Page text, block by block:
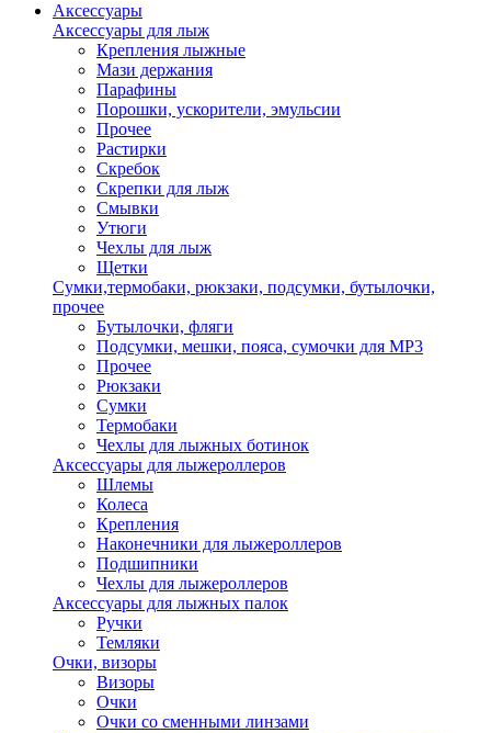
Аксессуары
Аксессуары для лыж
Крепления лыжные
Мази держания
Парафины
Порошки, ускорители, эмульсии
Прочее
Растирки
Скребок
Скрепки для лыж
Смывки
Утюги
Чехлы для лыж
Щетки
Сумки,термобаки, рюкзаки, подсумки, бутылочки,
прочее
Бутылочки, фляги
Подсумки, мешки, пояса, сумочки для MP3
Прочее
Рюкзаки
Сумки
Термобаки
Чехлы для лыжных ботинок
Аксессуары для лыжероллеров
Шлемы
Колеса
Крепления
Наконечники для лыжероллеров
Подшипники
Чехлы для лыжероллеров
Аксессуары для лыжных палок
Ручки
Темляки
Очки, визоры
Визоры
Очки
Очки со сменными линзами